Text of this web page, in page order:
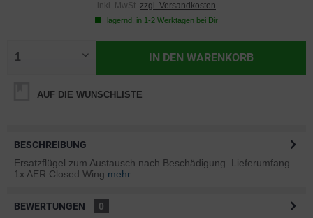
inkl. MwSt. zzgl. Versandkosten
lagernd, in 1-2 Werktagen bei Dir
IN DEN WARENKORB
AUF DIE WUNSCHLISTE
BESCHREIBUNG
Ersatzflügel zum Austausch nach Beschädigung. Lieferumfang
1x AER Closed Wing mehr
BEWERTUNGEN
0